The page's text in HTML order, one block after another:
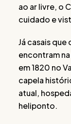
ao ar livre, o
cuidado e
Já casais
encontram
em 1820 no
capela
atual,
heliponto.